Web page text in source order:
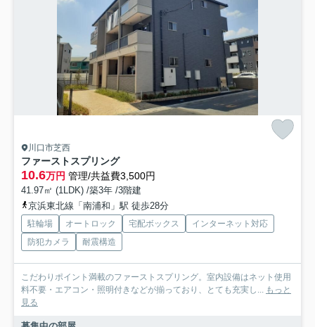
川口市芝西
ファーストスプリング
10.6万円 管理/共益費3,500円
41.97㎡ (1LDK) /築3年 /3階建
京浜東北線「南浦和」駅 徒歩28分
駐輪場 オートロック 宅配ボックス
インターネット対応
防犯カメラ
耐震構造
こだわりポイント満載のファーストスプリング。室内設備はネット使用
料不要・エアコン・照明付きなどが揃っており、とても充実し... もっと
見る